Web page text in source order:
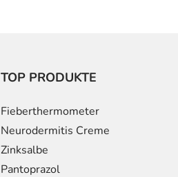
TOP PRODUKTE
Fieberthermometer
Neurodermitis Creme
Zinksalbe
Pantoprazol